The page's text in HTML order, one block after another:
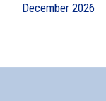
December 2026